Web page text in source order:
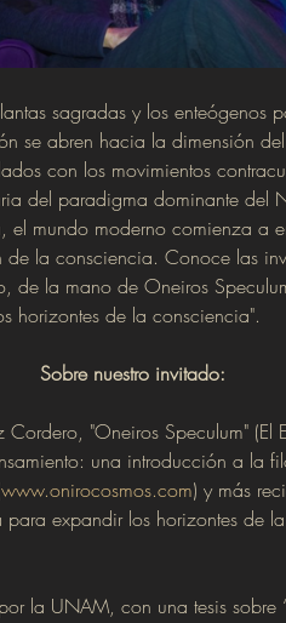
sagradas y los enteógenos
se abren hacia la dimensión
con los movimientos
del paradigma dominante del
mundo moderno comienza a
la consciencia. Conoce las
de la mano de Oneiros
horizontes de la consciencia".
Sobre nuestro invitado:
"Oneiros Speculum" (El
una introducción a la
www.onirocosmos.com) y más
expandir los horizontes de
la UNAM, con una tesis sobre